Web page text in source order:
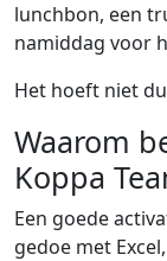
lunchbon, een
namiddag voor
Het hoeft niet
Waarom
Koppa
Een goede
gedoe met